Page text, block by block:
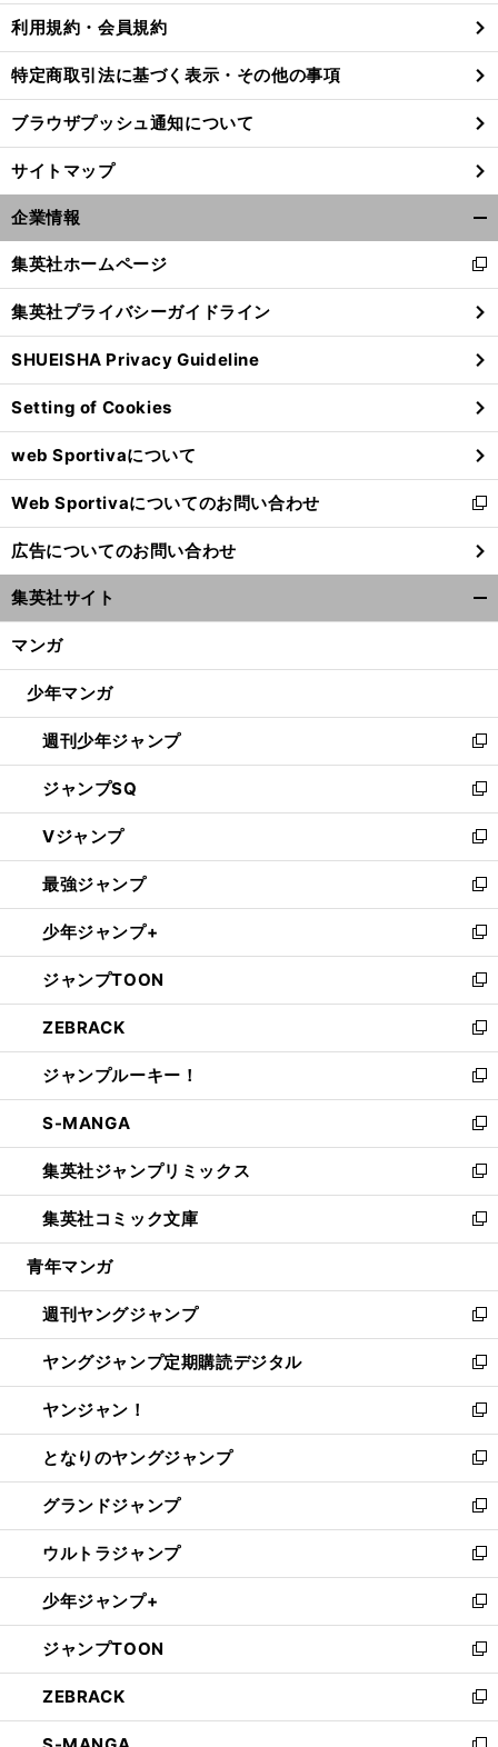
前
利用規約・会員規約
特定商取引法に基づく表示・その他の事項
ブラウザプッシュ通知について
サイトマップ
企業情報
閉
る
集英社ホームページ
新
し
い
ウ
ィ
ン
ド
ウ
で
開
く
集英社プライバシーガイドライン
SHUEISHA Privacy Guideline
Setting of Cookies
web Sportivaについて
Web Sportivaについてのお問い合わせ
新
し
い
ウ
ィ
ン
ウ
開
く
広告についてのお問い合わせ
集英社サイト
マンガ
少年マンガ
週刊少年ジャンプ
新
し
い
ウ
ィ
ン
ド
ウ
で
開
く
ジャンプSQ
新
し
い
ウ
ィ
ン
ド
ウ
で
開
く
Vジャンプ
新
し
い
ウ
ィ
ン
ド
ウ
で
開
く
最強ジャンプ
新
し
い
ウ
ィ
ン
ド
ウ
で
開
く
少年ジャンプ+
新
し
い
ウ
ィ
ン
ド
ウ
で
開
く
ジャンプTOON
新
し
い
ウ
ィ
ン
ド
ウ
で
開
く
ZEBRACK
新
し
い
ウ
ィ
ン
ド
ウ
で
開
ジャンプルーキー！
新
し
い
ウ
ィ
ン
ド
ウ
開
く
S-MANGA
新
し
い
ウ
ィ
ン
ウ
で
開
く
集英社ジャンプリミックス
新
し
い
ウ
ン
ド
ウ
で
開
く
集英社コミック文庫
新
し
ウ
ィ
ン
ド
ウ
で
開
く
青年マンガ
週刊ヤングジャンプ
新
し
い
ウ
ィ
ン
ド
ウ
で
開
く
ヤングジャンプ定期購読デジタル
新
し
い
ウ
ィ
ン
ド
ウ
で
開
く
ヤンジャン！
新
し
い
ウ
ィ
ン
ド
ウ
で
開
く
となりのヤングジャンプ
新
し
い
ウ
ィ
ン
ド
ウ
で
開
く
グランドジャンプ
新
し
い
ウ
ィ
ン
ド
ウ
で
開
ウルトラジャンプ
新
し
い
ウ
ィ
ン
ド
ウ
少年ジャンプ+
新
し
い
ウ
ィ
ン
ジャンプTOON
新
し
い
ウ
ZEBRACK
新
し